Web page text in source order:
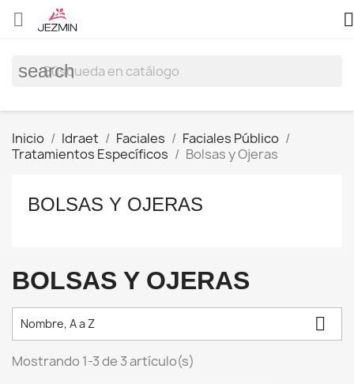
 
search
Inicio Idraet Faciales
Faciales Público
Tratamientos Específicos
Bolsas y Ojeras
BOLSAS Y OJERAS
BOLSAS Y OJERAS
Nombre, A a Z 
Mostrando 1-3 de 3 artículo(s)